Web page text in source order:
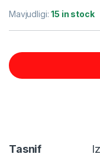
Mavjudligi:15 in stock
Tasnif